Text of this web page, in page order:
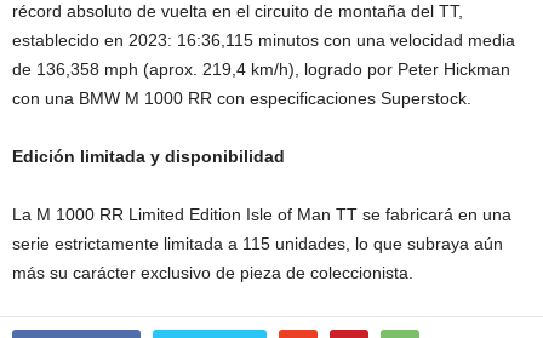
récord absoluto de vuelta en el circuito de montaña del TT,
establecido en 2023: 16:36,115 minutos con una velocidad media
de 136,358 mph (aprox. 219,4 km/h), logrado por Peter Hickman
con una BMW M 1000 RR con especificaciones Superstock.
Edición limitada y disponibilidad
La M 1000 RR Limited Edition Isle of Man TT se fabricará en una
serie estrictamente limitada a 115 unidades, lo que subraya aún
más su carácter exclusivo de pieza de coleccionista.